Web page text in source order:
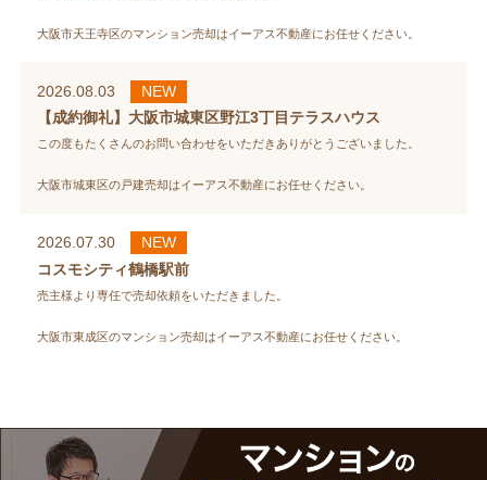
大阪市天王寺区のマンション売却はイーアス不動産にお任せください。
2026.08.03
NEW
【成約御礼】大阪市城東区野江3丁目テラスハウス
この度もたくさんのお問い合わせをいただきありがとうございました。
大阪市城東区の戸建売却はイーアス不動産にお任せください。
2026.07.30
NEW
コスモシティ鶴橋駅前
売主様より専任で売却依頼をいただきました。
大阪市東成区のマンション売却はイーアス不動産にお任せください。
売主様より専任で売却依頼をいただきました。